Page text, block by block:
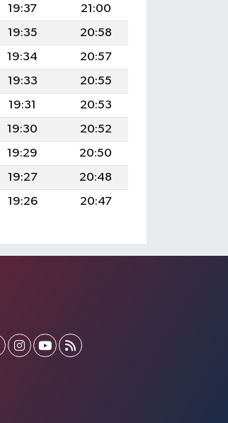
19:37
21:00
19:35
20:58
19:34
20:57
19:33
20:55
19:31
20:53
19:30
20:52
19:29
20:50
19:27
20:48
19:26 20:47